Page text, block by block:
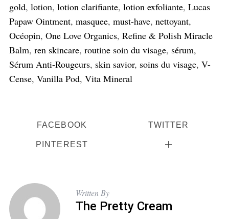
gold, lotion, lotion clarifiante, lotion exfoliante, Lucas
Papaw Ointment, masquee, must-have, nettoyant,
Océopin, One Love Organics, Refine & Polish Miracle
Balm, ren skincare, routine soin du visage, sérum,
Sérum Anti-Rougeurs, skin savior, soins du visage, V-
Cense, Vanilla Pod, Vita Mineral
FACEBOOK TWITTER
PINTEREST
Written By
The Pretty Cream